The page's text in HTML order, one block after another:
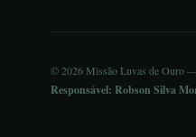
© 2026 Missão Luvas de Ouro
Responsável: Robson Silva